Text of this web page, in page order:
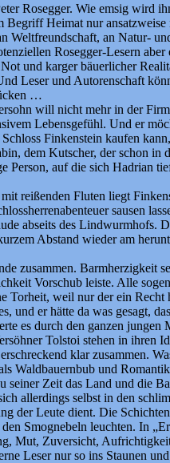
Rosegger. Wie emsig wird
Heimat nur
an Natur-
Rosegger-Lesern
und karger bäuerlicher
Leser und Autorenschaft
…
will nicht mehr in der
Lebensgefühl. Und er
Finkenstein kaufen
dem Kutscher, der schon in
Person, auf die sich
reißenden Fluten liegt
sausen
abseits des
Abstand wieder am
zusammen.
Vorschub leiste. Alle
Torheit, weil nur der ein
und er hätte da was gesagt,
es durch den ganzen jungen
Tolstoi stehen in ihren
klar zusammen.
Waldbauernbub und
seiner Zeit das Land und
allerdings selbst in den
der Leute dient. Die
Smognebeln leuchten. In
Mut, Zuversicht,
Leser nur so ins Staunen